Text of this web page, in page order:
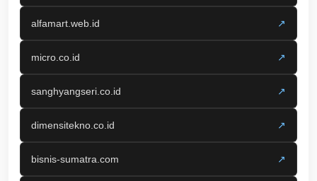
alfamart.web.id ↗
micro.co.id ↗
sanghyangseri.co.id ↗
dimensitekno.co.id ↗
bisnis-sumatra.com ↗